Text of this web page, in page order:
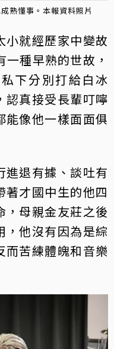
熟懂事。本報資料照片
小就經歷家中變故
種早熟的世故，
下分別打給白冰
認真接受長輩叮嚀
能像他一樣面面俱
進退有據、談吐有
著才國中生的他四
，母親金友莊之後
，他沒有因為是綜
而苦練體魄和音樂